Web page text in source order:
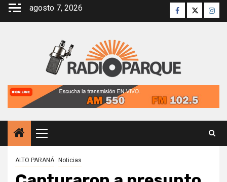
Saltar
agosto 7, 2026 Facebook
Twitter
Menú
principal
ALTO PARANÁ Noticias